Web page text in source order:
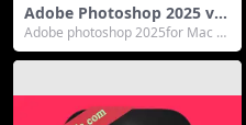
Adobe Photoshop 2025 v2
6.7.0 for Mac PS2025 中文最
新版下载
Adobe photoshop 2025for Mac 预
激活离线安装程序是世界...